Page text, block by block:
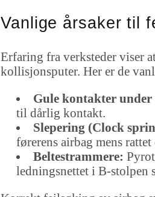
Vanlige årsaker til
Erfaring fra verksteder viser
kollisjonsputer. Her er de
Gule kontakter under
til dårlig kontakt.
Slepering (Clock
førerens airbag mens
Beltestrammere:
ledningsnettet i B-stolpen